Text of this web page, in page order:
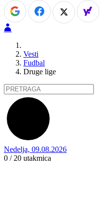
Vesti
Fudbal
Druge lige
Nedelja, 09.08.2026
0 / 20 utakmica